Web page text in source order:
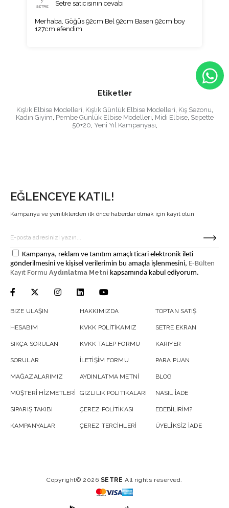
Setre satıcısının cevabı
Merhaba, Göğüs 92cm Bel 92cm Basen 92cm boy
127cm efendim
Etiketler
Kışlık Elbise Modelleri Kışlık Günlük Elbise Modelleri Kış Sezonu
Kadın Giyim Pembe Günlük Elbise Modelleri Midi Elbise, Sepette
50+20 Yeni Yıl Kampanyası
EĞLENCEYE KATIL!
Kampanya ve yeniliklerden ilk önce haberdar olmak için kayıt olun
Kampanya, reklam ve tanıtım amaçlı ticari elektronik ileti
gönderilmesini ve kişisel verilerimin bu amaçla işlenmesini, E-Bülten
Kayıt Formu Aydınlatma Metni kapsamında kabul ediyorum.
BIZE ULAŞIN
HESABIM
SIKÇA SORULAN
SORULAR
MAĞAZALARIMIZ
MÜŞTERİ HİZMETLERİ
SIPARIŞ TAKIBI
KAMPANYALAR
HAKKIMIZDA
KVKK POLİTİKAMIZ
KVKK TALEP FORMU
İLETİŞİM FORMU
AYDINLATMA METNİ
GIZLILIK POLITIKALARI
ÇEREZ POLİTİKASI
ÇEREZ TERCİHLERİ
TOPTAN SATIŞ
SETRE EKRAN
KARIYER
PARA PUAN
BLOG
NASIL İADE
EDEBİLİRİM?
ÜYELİKSİZ İADE
Copyright© 2026 SETRE All rights reserved.